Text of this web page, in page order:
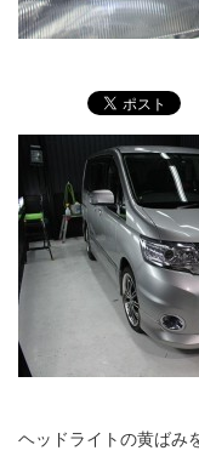
ヘッドライトの黄ばみ